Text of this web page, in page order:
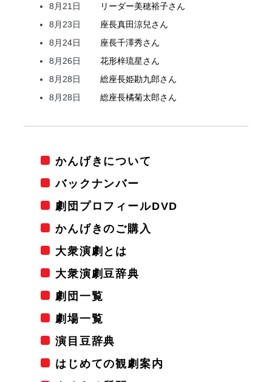
8月21日
リーダー美穂裕子さん
8月23日
座長真田涼兒さん
8月24日
座長千澤秀さん
8月26日
花形梓琉星さん
8月28日
総座長姫勘九郎さん
8月28日
総座長橘菊太郎さん
かんげきについて
バックナンバー
劇団プロフィールDVD
かんげきのご購入
大衆演劇とは
大衆演劇豆辞典
劇団一覧
劇場一覧
演目豆辞典
はじめての観劇案内